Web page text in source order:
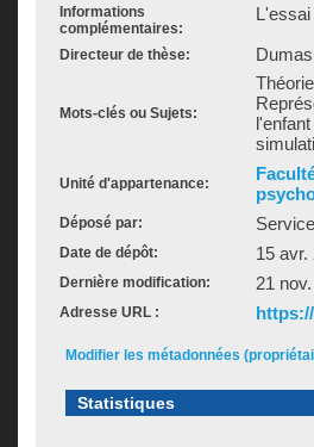
Informations
complémentaires:
Directeur de thèse:
Mots-clés ou Sujets:
Unité d'appartenance:
Déposé par:
Date de dépôt: 15 avr.
Dernière modification: 21
Adresse URL :
Modifier les métadonnées
Statistiques